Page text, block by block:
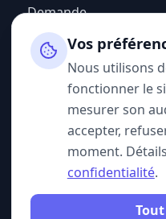
Demande
d'information
Espace admin
SUIVEZ-
Vos
Nous utilisons
fonctionner le
mesurer son
accepter,
moment.
confidentialité.